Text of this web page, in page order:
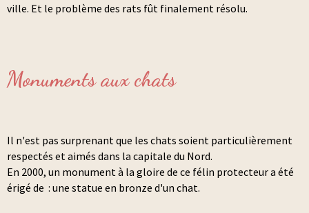
ville. Et le problème des rats fût finalement résolu.
Monuments aux chats
Il n'est pas surprenant que les chats soient particulièrement
respectés et aimés dans la capitale du Nord.
En 2000, un monument à la gloire de ce félin protecteur a été
érigé de : une statue en bronze d'un chat.